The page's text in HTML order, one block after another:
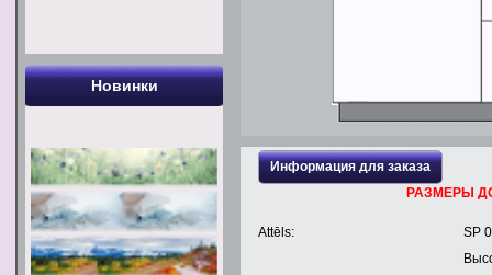
Информация для заказа
РАЗМЕРЫ
Attēls:
SP
Новинки